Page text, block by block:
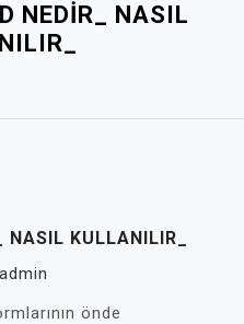
NEDIR_ NASIL
KULLANILIR_
admin
önde